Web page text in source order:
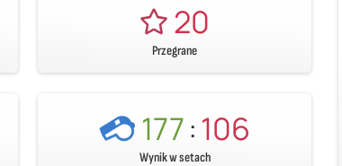
20
Przegrane
177:106
Wynik w setach